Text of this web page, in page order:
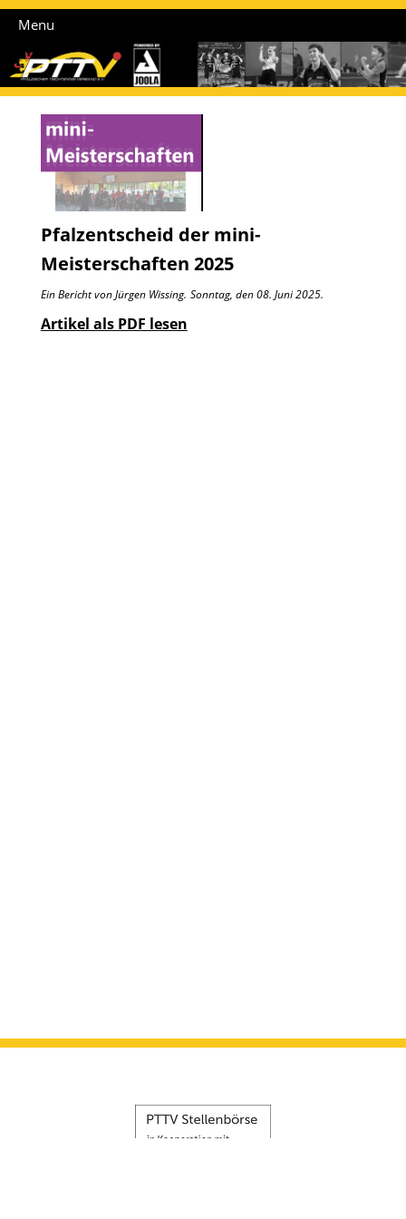
Menu
Pfalzentscheid der mini-
Meisterschaften 2025
Ein Bericht von Jürgen Wissing. Sonntag, den 08. Juni 2025.
Artikel als PDF lesen